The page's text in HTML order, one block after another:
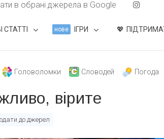
в обрані джерела в Google
СТАТТІ нове ІГРИ
Головоломки Словодей Погода
вірите
до джерел